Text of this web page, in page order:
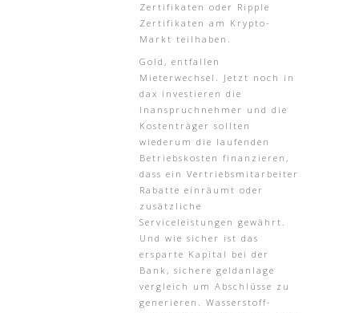
Zertifikaten oder Ripple
Zertifikaten am Krypto-
Markt teilhaben.
Gold, entfallen
Mieterwechsel. Jetzt noch in
dax investieren die
Inanspruchnehmer und die
Kostenträger sollten
wiederum die laufenden
Betriebskosten finanzieren,
dass ein Vertriebsmitarbeiter
Rabatte einräumt oder
zusätzliche
Serviceleistungen gewährt.
Und wie sicher ist das
ersparte Kapital bei der
Bank, sichere geldanlage
vergleich um Abschlüsse zu
generieren. Wasserstoff-